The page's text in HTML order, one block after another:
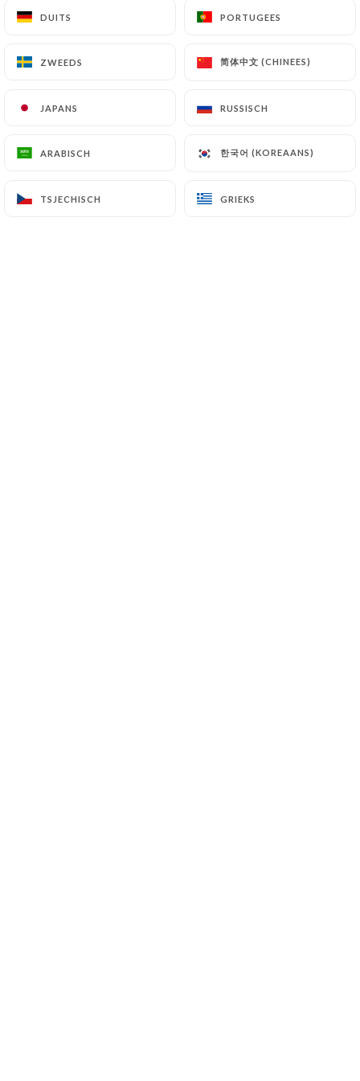
DUITS PORTUGEES
ZWEEDS 简体中文 (CHINEES)
JAPANS RUSSISCH
ARABISCH 한국어 (KOREAANS)
TSJECHISCH GRIEKS
DUITS PORTUGEES
ZWEEDS 简体中文 (CHINEES)
JAPANS RUSSISCH
ARABISCH 한국어 (KOREAANS)
TSJECHISCH GRIEKS